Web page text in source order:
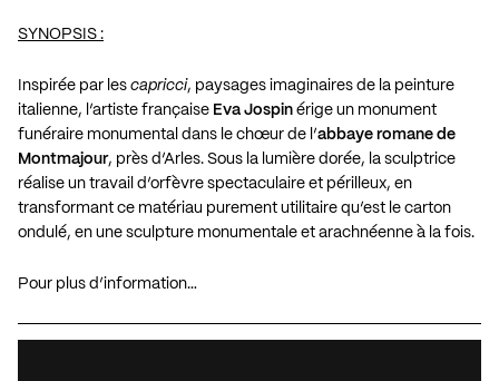
SYNOPSIS :
Inspirée par les capricci, paysages imaginaires de la peinture
italienne, l’artiste française Eva Jospin érige un monument
funéraire monumental dans le chœur de l’abbaye romane de
Montmajour, près d’Arles. Sous la lumière dorée, la sculptrice
réalise un travail d’orfèvre spectaculaire et périlleux, en
transformant ce matériau purement utilitaire qu’est le carton
ondulé, en une sculpture monumentale et arachnéenne à la fois.
Pour plus d’information…